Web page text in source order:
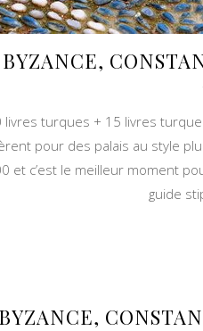
BYZANCE,
livres turques + 15 livres
pour des palais au style
et c’est le meilleur moment
guide
BYZANCE,